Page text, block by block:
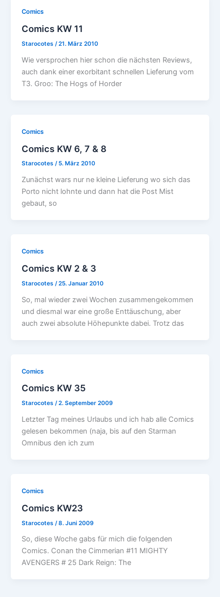
Comics
Comics KW 11
Starocotes/21. März 2010
Wie versprochen hier schon die nächsten Reviews,
auch dank einer exorbitant schnellen Lieferung vom
T3. Groo: The Hogs of Horder
Comics
Comics KW 6, 7 & 8
Starocotes/ 5. März 2010
Zunächst wars nur ne kleine Lieferung wo sich das
Porto nicht lohnte und dann hat die Post Mist
gebaut, so
Comics
Comics KW 2 & 3
Starocotes/25. Januar 2010
So, mal wieder zwei Wochen zusammengekommen
und diesmal war eine große Enttäuschung, aber
auch zwei absolute Höhepunkte dabei. Trotz das
Comics
Comics KW 35
Starocotes/2. September 2009
Letzter Tag meines Urlaubs und ich hab alle Comics
gelesen bekommen (naja, bis auf den Starman
Omnibus den ich zum
Comics
Comics KW23
Starocotes /8. Juni 2009
So, diese Woche gabs für mich die folgenden
Comics. Conan the Cimmerian #11 MIGHTY
AVENGERS # 25 Dark Reign: The